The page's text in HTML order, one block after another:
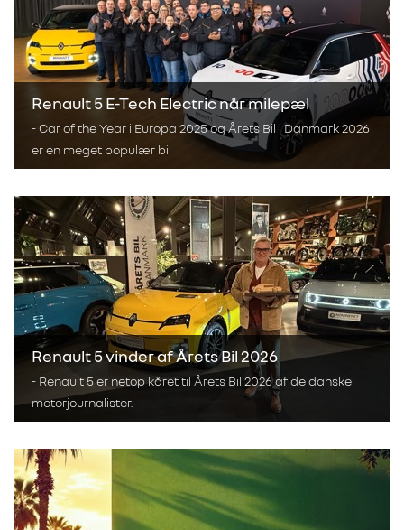
Renault 5 E-Tech Electric når milepæl
- Car of the Year i Europa 2025 og Årets Bil i Danmark 2026
er en meget populær bil
Renault 5 vinder af Årets Bil 2026
- Renault 5 er netop kåret til Årets Bil 2026 af de danske
motorjournalister.